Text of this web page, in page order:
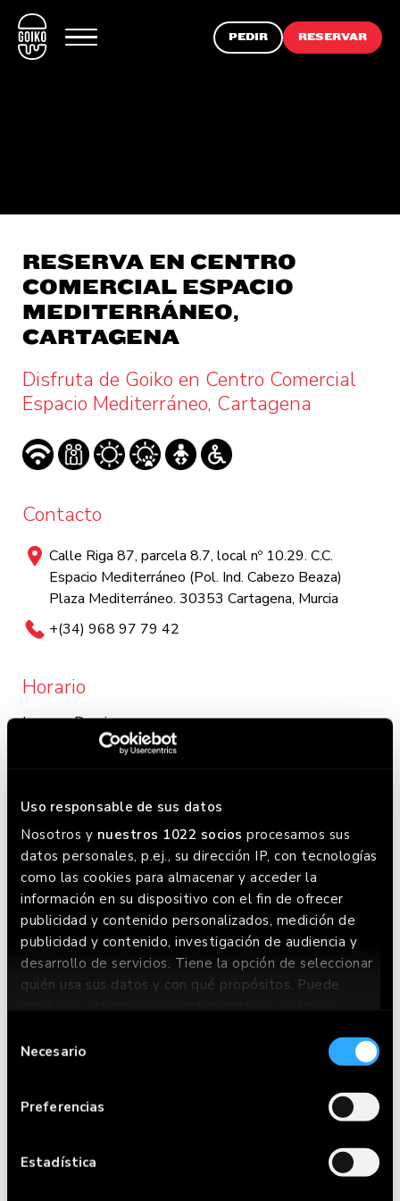
Uso responsable de sus datos
Nosotros y nuestros 1022 socios procesamos sus
datos personales, p.ej., su dirección IP, con tecnologías
como las cookies para almacenar y acceder la
información en su dispositivo con el fin de ofrecer
publicidad y contenido personalizados, medición de
publicidad y contenido, investigación de audiencia y
desarrollo de servicios. Tiene la opción de seleccionar
quién usa sus datos y con qué propósitos. Puede
en el Menú de consentimiento.
Recopilar información sobre su ubicación
varios metros
deNecesario
Preferencias
Estadística
PEDIR RESERVAR
RESERVA EN CENTRO
COMERCIAL ESPACIO
MEDITERRÁNEO,
CARTAGENA
Disfruta de Goiko en Centro Comercial
Espacio Mediterráneo, Cartagena
Contacto
Calle Riga 87, parcela 8.7, local nº 10.29. C.C.
Espacio Mediterráneo (Pol. Ind. Cabezo Beaza)
Plaza Mediterráneo. 30353 Cartagena, Murcia
+(34) 968 97 79 42
Horario
Lunes a Domingo:
Lunes y martes: 13:00 - 23:30 / Miércoles a domingo:
Google donde siempre lo tenemos actualizado.
CARTA